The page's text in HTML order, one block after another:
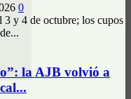
0
3 y 4 de octubre; los cupos
la AJB volvió a